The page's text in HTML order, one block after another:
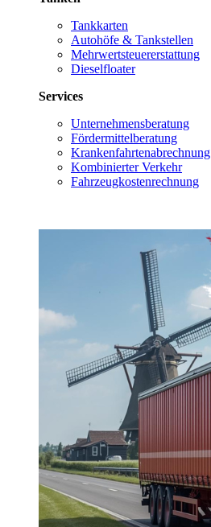
Tankkarten
Autohöfe & Tankstellen
Mehrwertsteuererstattung
Dieselfloater
Services
Unternehmensberatung
Fördermittelberatung
Krankenfahrtenabrechnung
Kombinierter Verkehr
Fahrzeugkostenrechnung